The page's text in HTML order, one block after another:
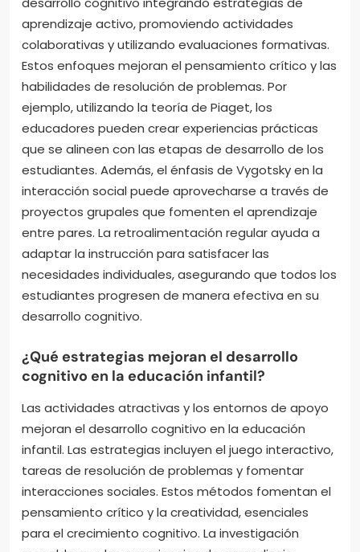
aprendizaje activo, promoviendo actividades
colaborativas y utilizando evaluaciones formativas.
Estos enfoques mejoran el pensamiento crítico y las
habilidades de resolución de problemas. Por
ejemplo, utilizando la teoría de Piaget, los
educadores pueden crear experiencias prácticas
que se alineen con las etapas de desarrollo de los
estudiantes. Además, el énfasis de Vygotsky en la
interacción social puede aprovecharse a través de
proyectos grupales que fomenten el aprendizaje
entre pares. La retroalimentación regular ayuda a
adaptar la instrucción para satisfacer las
necesidades individuales, asegurando que todos los
estudiantes progresen de manera efectiva en su
desarrollo cognitivo.
¿Qué estrategias mejoran el desarrollo
cognitivo en la educación infantil?
Las actividades atractivas y los entornos de apoyo
mejoran el desarrollo cognitivo en la educación
infantil. Las estrategias incluyen el juego interactivo,
tareas de resolución de problemas y fomentar
interacciones sociales. Estos métodos fomentan el
pensamiento crítico y la creatividad, esenciales
para el crecimiento cognitivo. La investigación